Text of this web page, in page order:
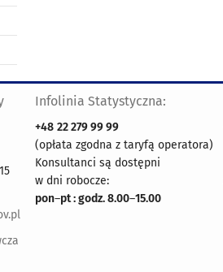
Infolinia Statystyczna:
+48 22 279 99 99
(opłata zgodna z taryfą operatora)
Konsultanci są dostępni
w dni robocze:
pon–pt : godz. 8.00–15.00